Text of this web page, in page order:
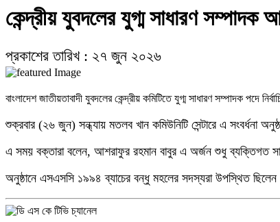
জিয়ানগরে ১০ পিস ইয়াবাসহ যুবক গ্রেফতার
ড্যাবের ৩৭তম প্রতিষ্ঠাবার্ষিকী: এলডি হলে চিকিৎসক সমাবেশে প্রধান অতিথি
কেন্দ্রীয় যুবদলের যুগ্ম সাধারণ সম্পাদক
প্রকাশের তারিখ : ২৭ জুন ২০২৬
বাংলাদেশ জাতীয়তাবাদী যুবদলের কেন্দ্রীয় কমিটিতে যুগ্ম সাধারণ সম্পাদক পদে
শুক্রবার (২৬ জুন) সন্ধ্যায় মতলব খান কমিউনিটি সেন্টারে এ সংবর্ধনা
এ সময় বক্তারা বলেন, আশরাফুর রহমান বাবুর এ অর্জন শুধু ব্যক্তিগত
অনুষ্ঠানে এসএসসি ১৯৯৪ ব্যাচের বন্ধু মহলের সদস্যরা উপস্থিত